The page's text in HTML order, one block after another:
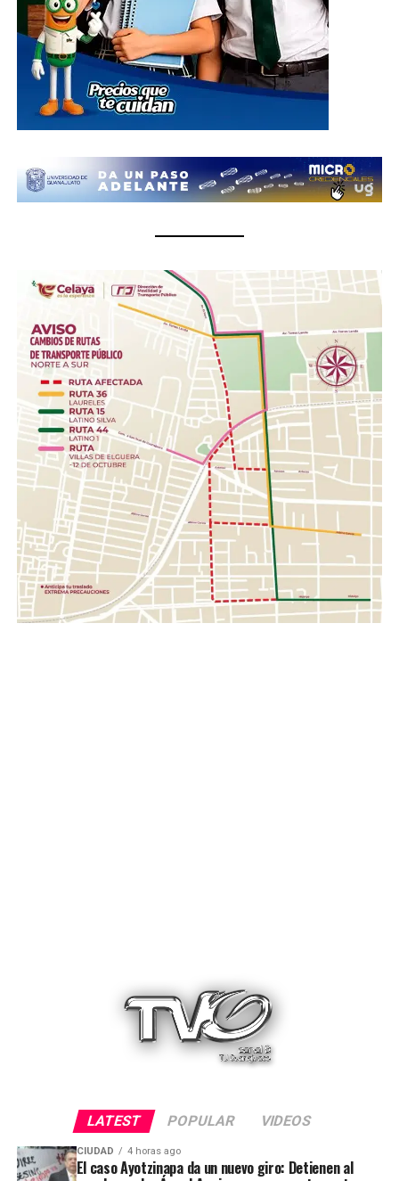
LATEST POPULAR VIDEOS
CIUDAD 4 horas ago
El caso Ayotzinapa da un nuevo giro: Detienen al